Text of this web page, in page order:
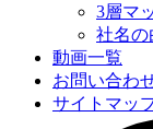
3層マ
社名の
動画一覧
お問い合わ
サイトマッ